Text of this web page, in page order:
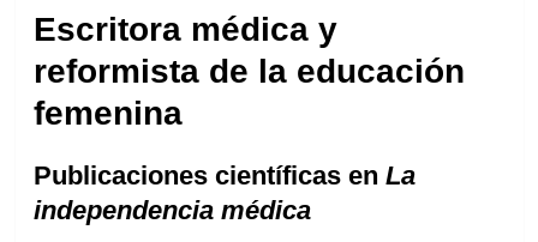
Escritora médica y
reformista de la educación
femenina
Publicaciones científicas en La
independencia médica